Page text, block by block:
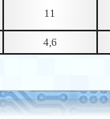
11
4,6